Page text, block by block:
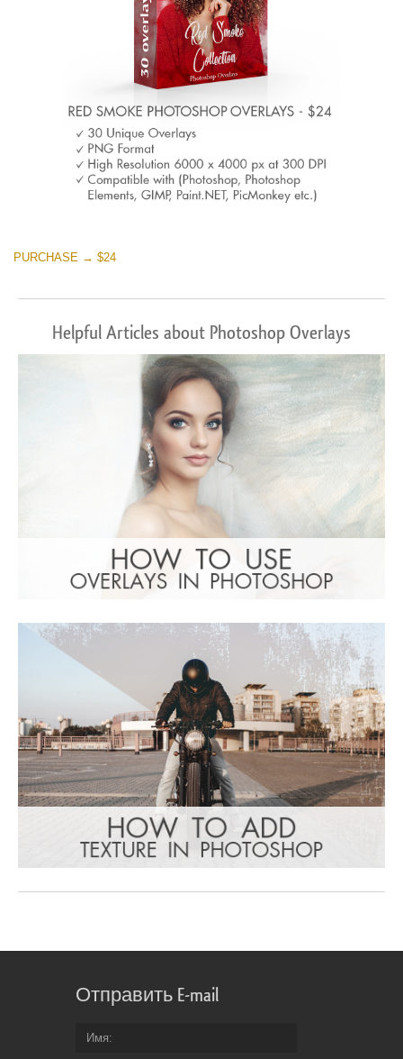
PURCHASE → $24
Helpful Articles about Photoshop Overlays
Отправить E-mail
Имя